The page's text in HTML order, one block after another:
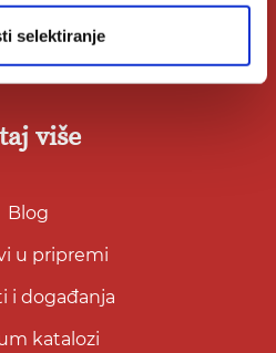
selektiranje
raskid ugovora
više
Blog
u pripremi
i događanja
katalozi